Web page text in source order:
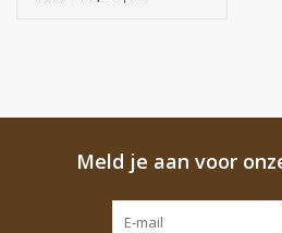
Meld je aan voor